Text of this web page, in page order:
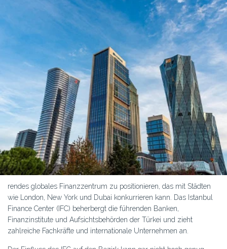
rendes globales Finanzzentrum zu positionieren, das mit Städten
wie London, New York und Dubai konkurrieren kann. Das Istanbul
Finance Center (IFC) beherbergt die führenden Banken,
Finanzinstitute und Aufsichtsbehörden der Türkei und zieht
zahlreiche Fachkräfte und internationale Unternehmen an.